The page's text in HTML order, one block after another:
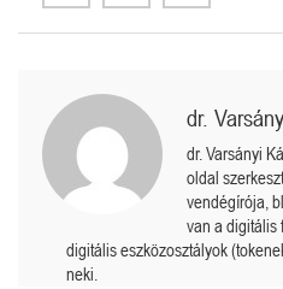
dr.
dr. Varsányi
oldal
vendégírója,
van a digitális
digitális eszközosztályok
neki.